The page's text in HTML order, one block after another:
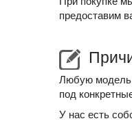
предоставим
Любую модель,
под
У нас есть